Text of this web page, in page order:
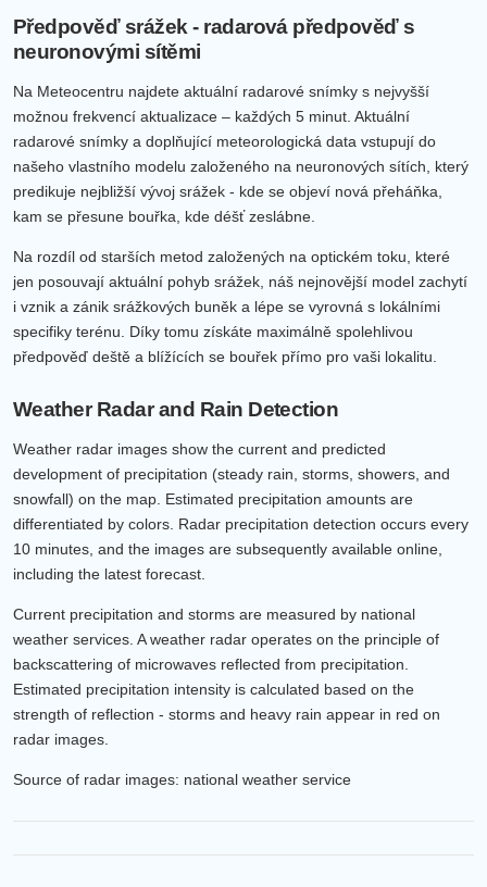
Předpověď srážek - radarová předpověď s
neuronovými sítěmi
Na Meteocentru najdete aktuální radarové snímky s nejvyšší
možnou frekvencí aktualizace – každých 5 minut. Aktuální
radarové snímky a doplňující meteorologická data vstupují do
našeho vlastního modelu založeného na neuronových sítích, který
predikuje nejbližší vývoj srážek - kde se objeví nová přeháňka,
kam se přesune bouřka, kde déšť zeslábne.
Na rozdíl od starších metod založených na optickém toku, které
jen posouvají aktuální pohyb srážek, náš nejnovější model zachytí
i vznik a zánik srážkových buněk a lépe se vyrovná s lokálními
specifiky terénu. Díky tomu získáte maximálně spolehlivou
předpověď deště a blížících se bouřek přímo pro vaši lokalitu.
Weather Radar and Rain Detection
Weather radar images show the current and predicted
development of precipitation (steady rain, storms, showers, and
snowfall) on the map. Estimated precipitation amounts are
differentiated by colors. Radar precipitation detection occurs every
10 minutes, and the images are subsequently available online,
including the latest forecast.
Current precipitation and storms are measured by national
weather services. A weather radar operates on the principle of
backscattering of microwaves reflected from precipitation.
Estimated precipitation intensity is calculated based on the
strength of reflection - storms and heavy rain appear in red on
radar images.
Source of radar images: national weather service